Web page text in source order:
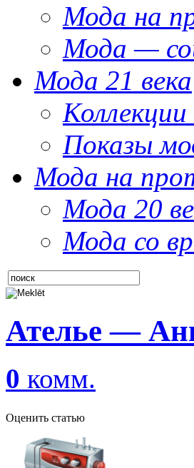
Мода на
Мода —
Мода 21 века
Показы
Мода на
Мода 20
Мода со
Ателье —
0 комм.
Оценить статью